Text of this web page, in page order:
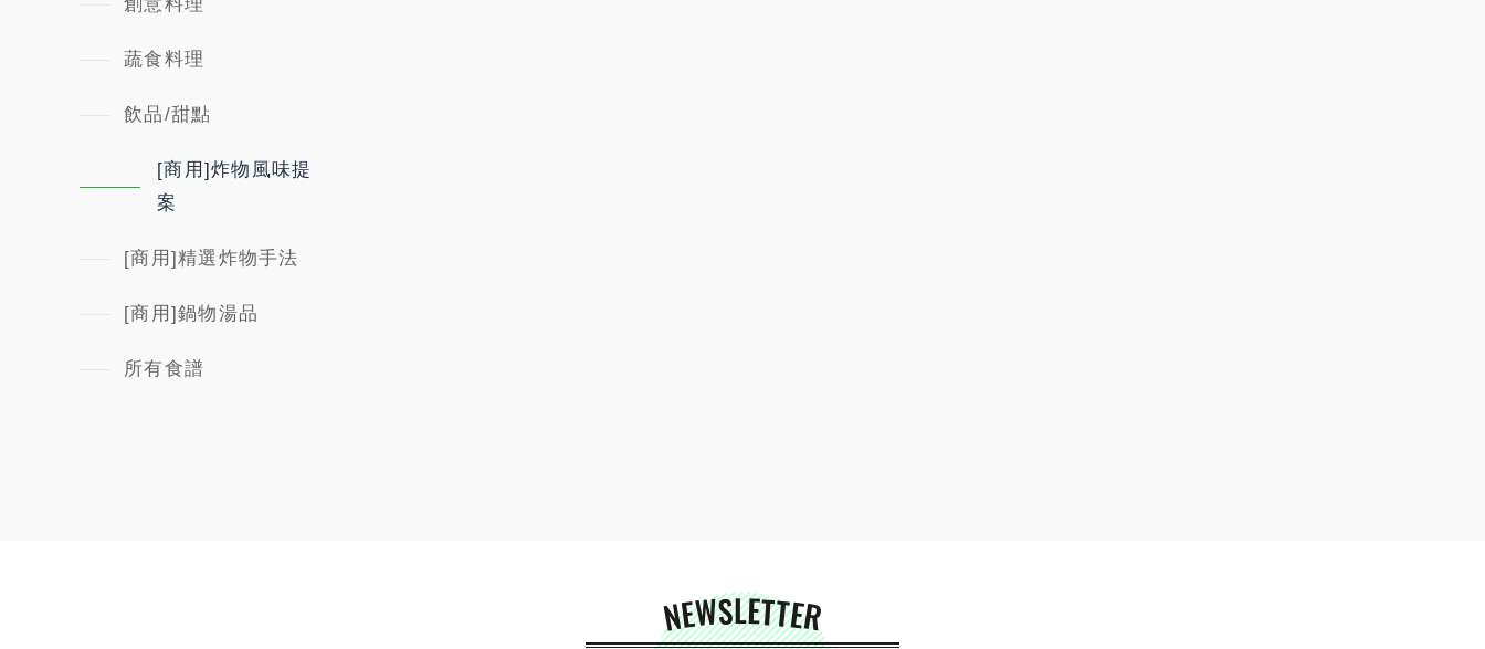
蔬食料理
飲品/甜點
[商用]炸物風味提
案
[商用]精選炸物手法
[商用]鍋物湯品
所有食譜
NEWSLETTER